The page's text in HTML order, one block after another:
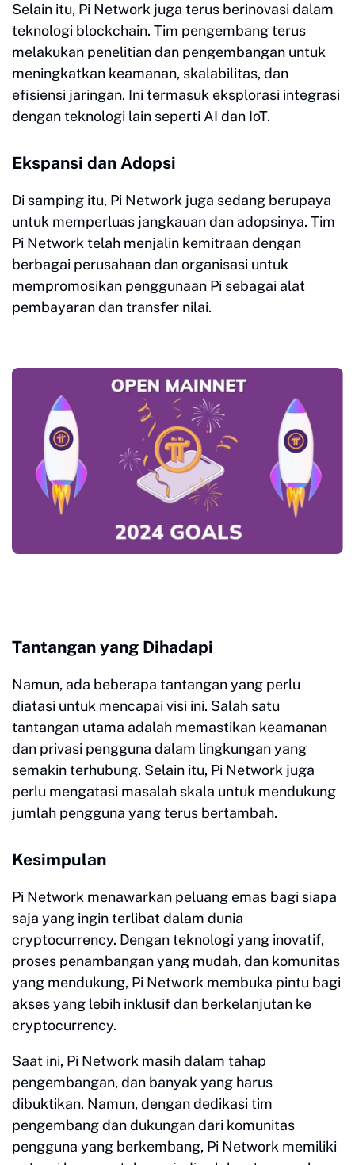
Selain itu, Pi Network juga terus berinovasi dalam
teknologi blockchain. Tim pengembang terus
melakukan penelitian dan pengembangan untuk
meningkatkan keamanan, skalabilitas, dan
efisiensi jaringan. Ini termasuk eksplorasi integrasi
dengan teknologi lain seperti AI dan IoT.
Ekspansi dan Adopsi
Di samping itu, Pi Network juga sedang berupaya
untuk memperluas jangkauan dan adopsinya. Tim
Pi Network telah menjalin kemitraan dengan
berbagai perusahaan dan organisasi untuk
mempromosikan penggunaan Pi sebagai alat
pembayaran dan transfer nilai.
Tantangan yang Dihadapi
Namun, ada beberapa tantangan yang perlu
diatasi untuk mencapai visi ini. Salah satu
tantangan utama adalah memastikan keamanan
dan privasi pengguna dalam lingkungan yang
semakin terhubung. Selain itu, Pi Network juga
perlu mengatasi masalah skala untuk mendukung
jumlah pengguna yang terus bertambah.
Kesimpulan
Pi Network menawarkan peluang emas bagi siapa
saja yang ingin terlibat dalam dunia
cryptocurrency. Dengan teknologi yang inovatif,
proses penambangan yang mudah, dan komunitas
yang mendukung, Pi Network membuka pintu bagi
akses yang lebih inklusif dan berkelanjutan ke
cryptocurrency.
Saat ini, Pi Network masih dalam tahap
pengembangan, dan banyak yang harus
dibuktikan. Namun, dengan dedikasi tim
pengembang dan dukungan dari komunitas
pengguna yang berkembang, Pi Network memiliki